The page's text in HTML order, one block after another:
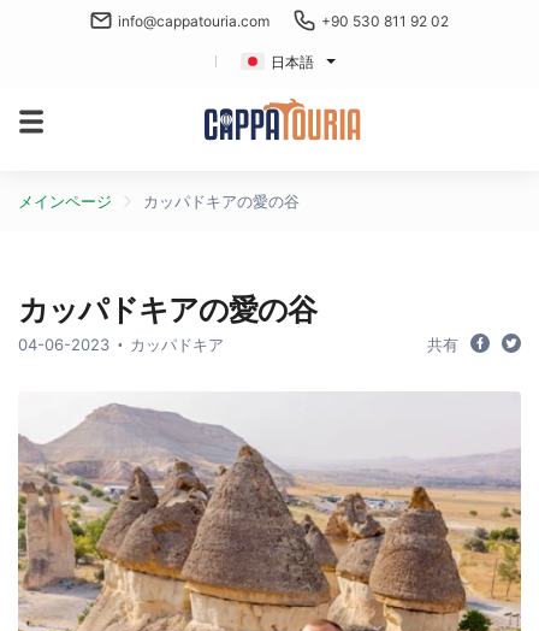
info@cappatouria.com +90 530 811 92 02
日本語
メインページ カッパドキアの愛の谷
カッパドキアの愛の谷
04-06-2023 カッパドキア 共有